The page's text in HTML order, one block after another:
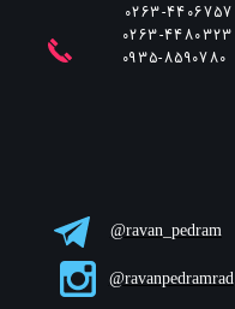
0263-4406757
0263-4480323
ravan_pedram@
ravanpedramrad@